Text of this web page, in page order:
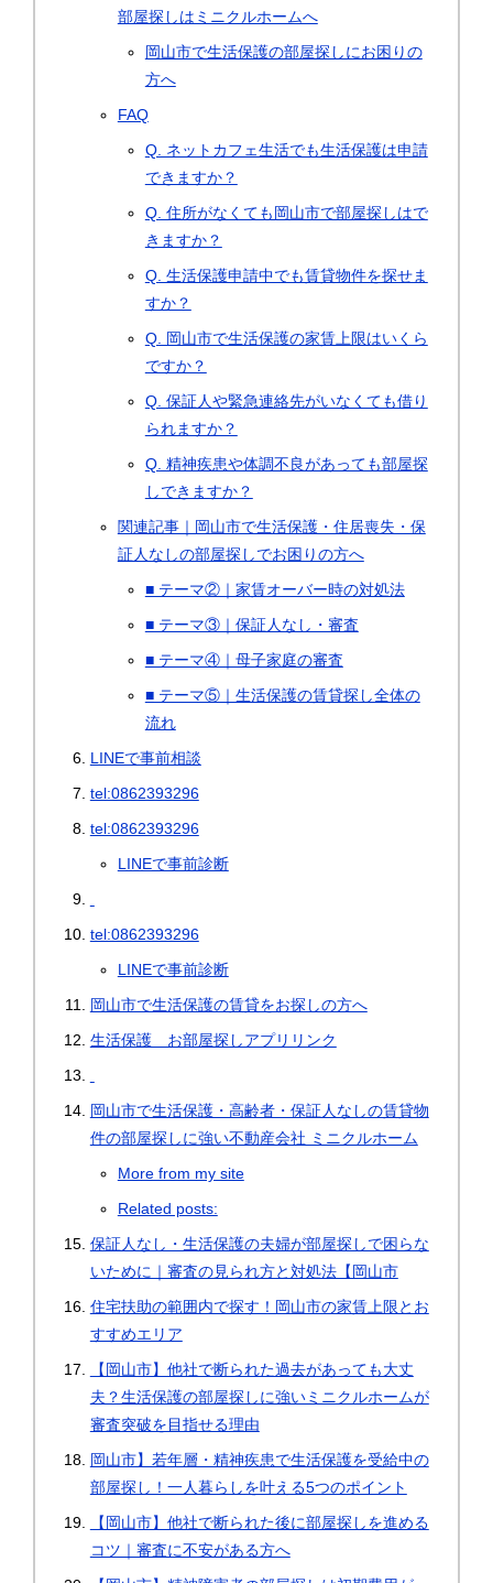
部屋探しはミニクルホームへ
岡山市で生活保護の部屋探しにお困りの
方へ
FAQ
Q. ネットカフェ生活でも生活保護は申請
できますか？
Q. 住所がなくても岡山市で部屋探しはで
きますか？
Q. 生活保護申請中でも賃貸物件を探せま
すか？
Q. 岡山市で生活保護の家賃上限はいくら
ですか？
Q. 保証人や緊急連絡先がいなくても借り
られますか？
Q. 精神疾患や体調不良があっても部屋探
しできますか？
関連記事｜岡山市で生活保護・住居喪失・保
証人なしの部屋探しでお困りの方へ
■ テーマ②｜家賃オーバー時の対処法
■ テーマ③｜保証人なし・審査
■ テーマ④｜母子家庭の審査
■ テーマ⑤｜生活保護の賃貸探し全体の
流れ
LINEで事前相談
tel:0862393296
tel:0862393296
LINEで事前診断
tel:0862393296
LINEで事前診断
岡山市で生活保護の賃貸をお探しの方へ
生活保護 お部屋探しアプリリンク
岡山市で生活保護・高齢者・保証人なしの賃貸物
件の部屋探しに強い不動産会社 ミニクルホーム
More from my site
Related posts:
保証人なし・生活保護の夫婦が部屋探しで困らな
いために｜審査の見られ方と対処法【岡山市
住宅扶助の範囲内で探す！岡山市の家賃上限とお
すすめエリア
【岡山市】他社で断られた過去があっても大丈
夫？生活保護の部屋探しに強いミニクルホームが
審査突破を目指せる理由
岡山市】若年層・精神疾患で生活保護を受給中の
部屋探し！一人暮らしを叶える5つのポイント
【岡山市】他社で断られた後に部屋探しを進める
コツ｜審査に不安がある方へ